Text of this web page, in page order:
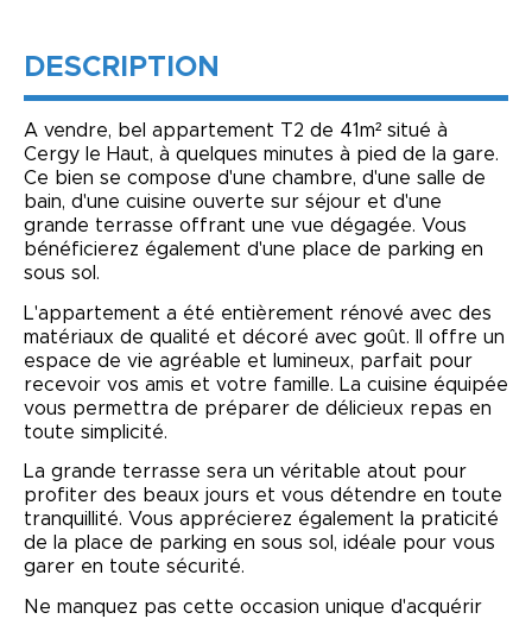
DESCRIPTION
A vendre, bel appartement T2 de 41m² situé à
Cergy le Haut, à quelques minutes à pied de la gare.
Ce bien se compose d'une chambre, d'une salle de
bain, d'une cuisine ouverte sur séjour et d'une
grande terrasse offrant une vue dégagée. Vous
bénéficierez également d'une place de parking en
sous sol.
L'appartement a été entièrement rénové avec des
matériaux de qualité et décoré avec goût. Il offre un
espace de vie agréable et lumineux, parfait pour
recevoir vos amis et votre famille. La cuisine équipée
vous permettra de préparer de délicieux repas en
toute simplicité.
La grande terrasse sera un véritable atout pour
profiter des beaux jours et vous détendre en toute
tranquillité. Vous apprécierez également la praticité
de la place de parking en sous sol, idéale pour vous
garer en toute sécurité.
Ne manquez pas cette occasion unique d'acquérir